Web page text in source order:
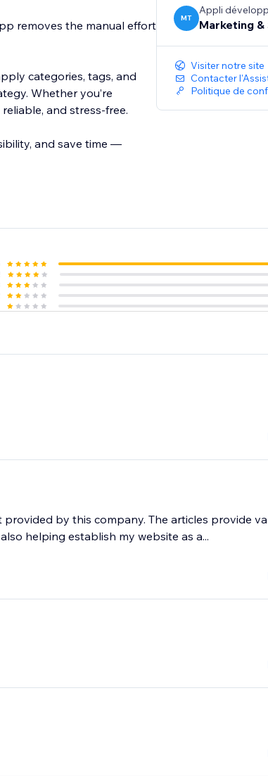
removes the manual effort
categories, tags, and
Whether you’re
and stress-free.
and save time —
MT
Appli
Marketing &
Visiter notre site
Contacter
Politique de
by this company. The articles provide
helping establish my website as a...